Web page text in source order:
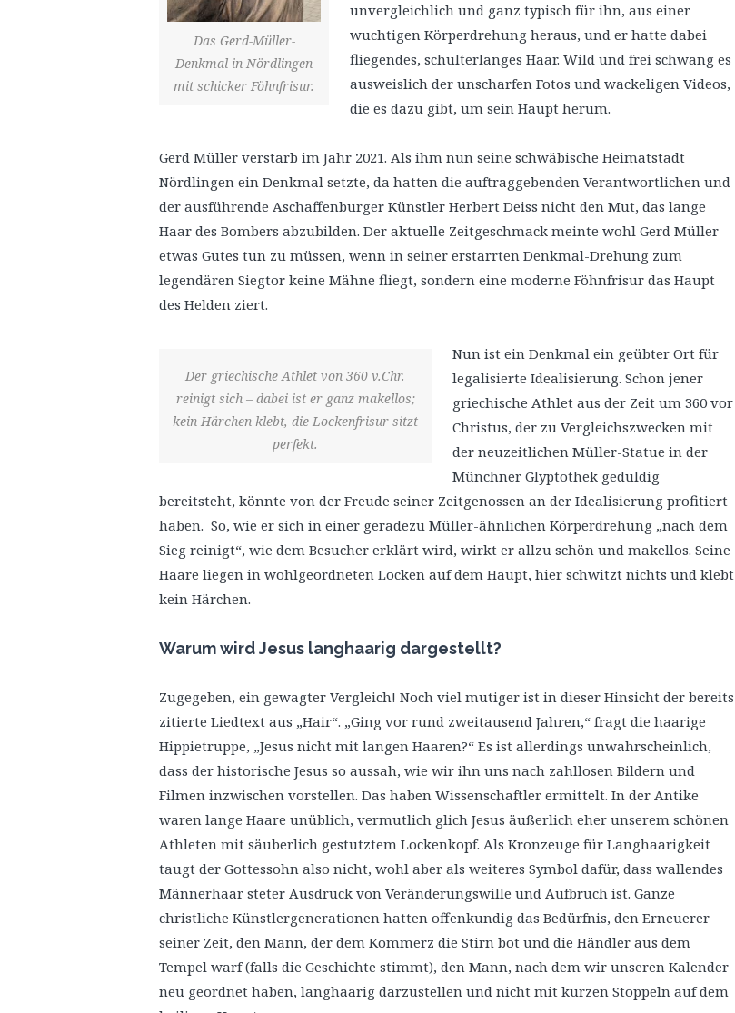
Das Gerd-Müller-
Denkmal in Nördlingen
mit schicker Föhnfrisur.
unvergleichlich und ganz typisch für ihn, aus einer
wuchtigen Körperdrehung heraus, und er hatte dabei
fliegendes, schulterlanges Haar. Wild und frei schwang es
ausweislich der unscharfen Fotos und wackeligen Videos,
die es dazu gibt, um sein Haupt herum.
Gerd Müller verstarb im Jahr 2021. Als ihm nun seine schwäbische Heimatstadt
Nördlingen ein Denkmal setzte, da hatten die auftraggebenden Verantwortlichen und
der ausführende Aschaffenburger Künstler Herbert Deiss nicht den Mut, das lange
Haar des Bombers abzubilden. Der aktuelle Zeitgeschmack meinte wohl Gerd Müller
etwas Gutes tun zu müssen, wenn in seiner erstarrten Denkmal-Drehung zum
legendären Siegtor keine Mähne fliegt, sondern eine moderne Föhnfrisur das Haupt
des Helden ziert.
Der griechische Athlet von 360 v.Chr.
reinigt sich – dabei ist er ganz makellos;
kein Härchen klebt, die Lockenfrisur sitzt
perfekt.
Nun ist ein Denkmal ein geübter Ort für
legalisierte Idealisierung. Schon jener
griechische Athlet aus der Zeit um 360 vor
Christus, der zu Vergleichszwecken mit
der neuzeitlichen Müller-Statue in der
Münchner Glyptothek geduldig
bereitsteht, könnte von der Freude seiner Zeitgenossen an der Idealisierung profitiert
haben. So, wie er sich in einer geradezu Müller-ähnlichen Körperdrehung „nach dem
Sieg reinigt“, wie dem Besucher erklärt wird, wirkt er allzu schön und makellos. Seine
Haare liegen in wohlgeordneten Locken auf dem Haupt, hier schwitzt nichts und klebt
kein Härchen.
Warum wird Jesus langhaarig dargestellt?
Zugegeben, ein gewagter Vergleich! Noch viel mutiger ist in dieser Hinsicht der bereits
zitierte Liedtext aus „Hair“. „Ging vor rund zweitausend Jahren,“ fragt die haarige
Hippietruppe, „Jesus nicht mit langen Haaren?“ Es ist allerdings unwahrscheinlich,
dass der historische Jesus so aussah, wie wir ihn uns nach zahllosen Bildern und
Filmen inzwischen vorstellen. Das haben Wissenschaftler ermittelt. In der Antike
waren lange Haare unüblich, vermutlich glich Jesus äußerlich eher unserem schönen
Athleten mit säuberlich gestutztem Lockenkopf. Als Kronzeuge für Langhaarigkeit
taugt der Gottessohn also nicht, wohl aber als weiteres Symbol dafür, dass wallendes
Männerhaar steter Ausdruck von Veränderungswille und Aufbruch ist. Ganze
christliche Künstlergenerationen hatten offenkundig das Bedürfnis, den Erneuerer
seiner Zeit, den Mann, der dem Kommerz die Stirn bot und die Händler aus dem
Tempel warf (falls die Geschichte stimmt), den Mann, nach dem wir unseren Kalender
neu geordnet haben, langhaarig darzustellen und nicht mit kurzen Stoppeln auf dem